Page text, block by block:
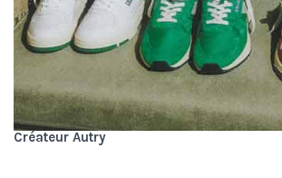
Créateur Autry